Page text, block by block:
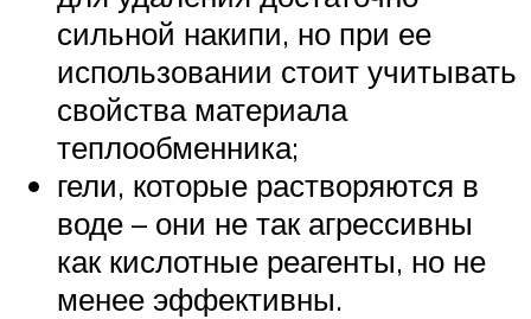
сильной накипи, но при ее
использовании стоит учитывать
свойства материала
теплообменника;
гели, которые растворяются в
воде – они не так агрессивны
как кислотные реагенты, но не
менее эффективны.